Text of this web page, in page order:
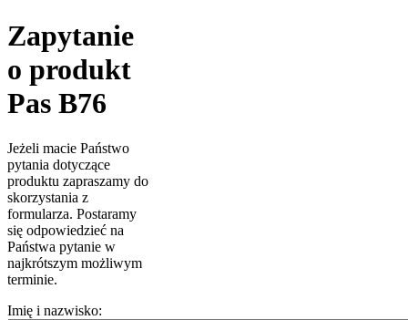
Zapytanie
o produkt
Pas B76
Jeżeli macie Państwo
pytania dotyczące
produktu zapraszamy do
skorzystania z
formularza. Postaramy
się odpowiedzieć na
Państwa pytanie w
najkrótszym możliwym
terminie.
Imię i nazwisko: